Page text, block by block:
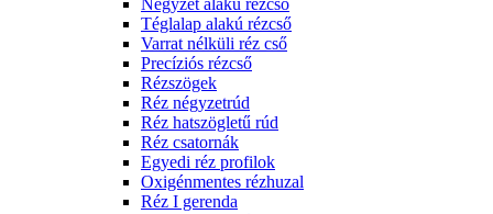
Négyzet alakú rézcső
Téglalap alakú rézcső
Varrat nélküli réz cső
Precíziós rézcső
Rézszögek
Réz négyzetrúd
Réz hatszögletű rúd
Réz csatornák
Egyedi réz profilok
Oxigénmentes rézhuzal
Réz I gerenda